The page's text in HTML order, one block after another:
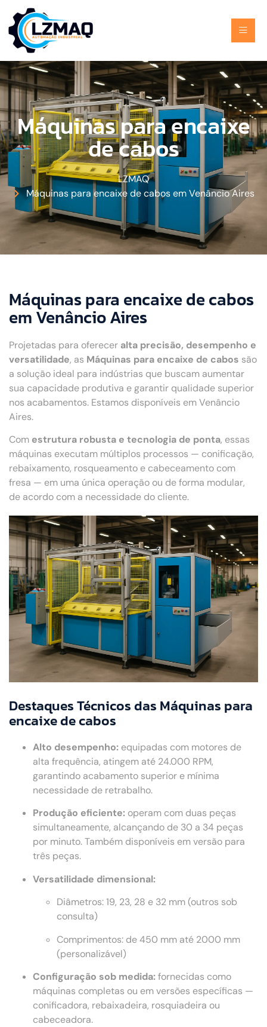
Máquinas para encaixe
de cabos
LZMAQ
Máquinas para encaixe de cabos em Venâncio Aires
Máquinas para encaixe de cabos
em Venâncio Aires
Projetadas para oferecer alta precisão, desempenho e
versatilidade, as Máquinas para encaixe de cabos são
a solução ideal para indústrias que buscam aumentar
sua capacidade produtiva e garantir qualidade superior
nos acabamentos. Estamos disponíveis em Venâncio
Aires.
Com estrutura robusta e tecnologia de ponta, essas
máquinas executam múltiplos processos — conificação,
rebaixamento, rosqueamento e cabeceamento com
fresa — em uma única operação ou de forma modular,
de acordo com a necessidade do cliente.
Destaques Técnicos das Máquinas para
encaixe de cabos
Alto desempenho: equipadas com motores de
alta frequência, atingem até 24.000 RPM,
garantindo acabamento superior e mínima
necessidade de retrabalho.
Produção eficiente: operam com duas peças
simultaneamente, alcançando de 30 a 34 peças
por minuto. Também disponíveis em versão para
três peças.
Versatilidade dimensional:
Diâmetros: 19, 23, 28 e 32 mm (outros sob
consulta)
Comprimentos: de 450 mm até 2000 mm
(personalizável)
Configuração sob medida:fornecidas como
máquinas completas ou em versões específicas —
conificadora, rebaixadeira, rosquiadeira ou
cabeceadora.